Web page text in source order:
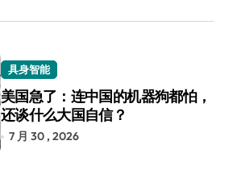
具身智能
美国急了：连中国的机器狗都怕，
还谈什么大国自信？
7 月 30 , 2026